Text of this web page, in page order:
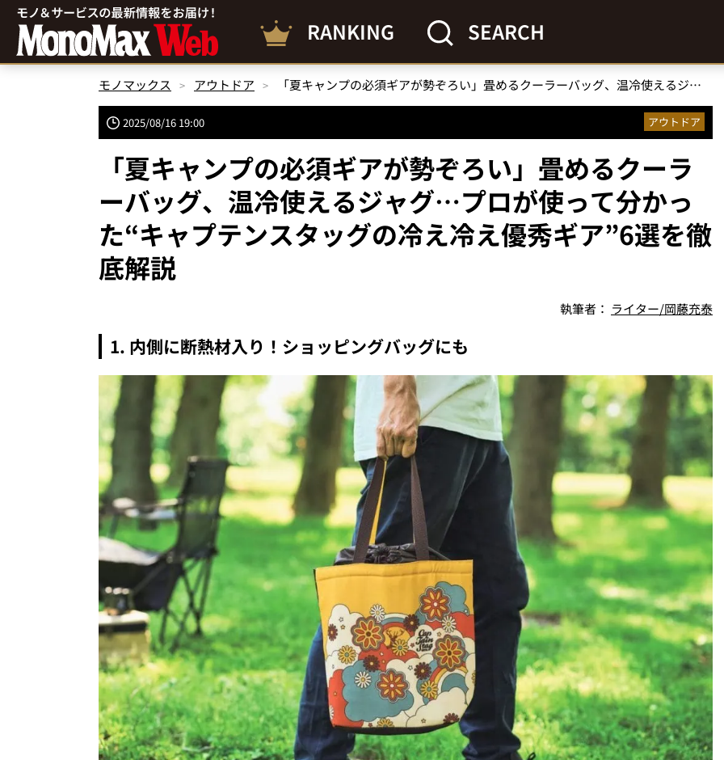
RANKING SEARCH
モノマックス アウトドア 「夏キャンプの必須ギアが勢ぞろい」畳めるクーラーバッグ、温冷使えるジャグ…プロが使って分かった“キャプテンスタッグの冷え冷え優秀ギア”6選を徹底解説
2025/08/16 19:00 アウトドア
「夏キャンプの必須ギアが勢ぞろい」畳めるクーラ
ーバッグ、温冷使えるジャグ…プロが使って分かっ
た“キャプテンスタッグの冷え冷え優秀ギア”6選を徹
底解説
執筆者： ライター/岡藤充泰
1. 内側に断熱材入り！ショッピングバッグにも